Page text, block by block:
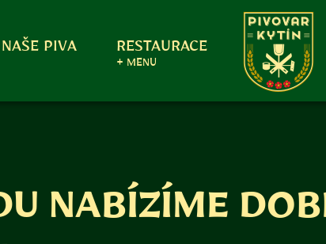
NAŠE PIVA
+ MENU
RESTAURACE
NABÍZÍME